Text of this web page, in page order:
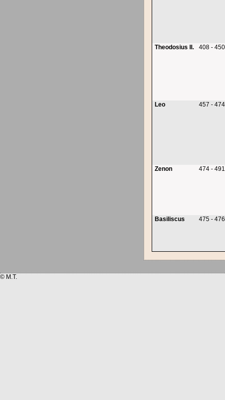
Theodosius II. 408 - 450
Leo 457 - 474
Zenon 474 - 491
Basiliscus 475 - 476
© M.T.